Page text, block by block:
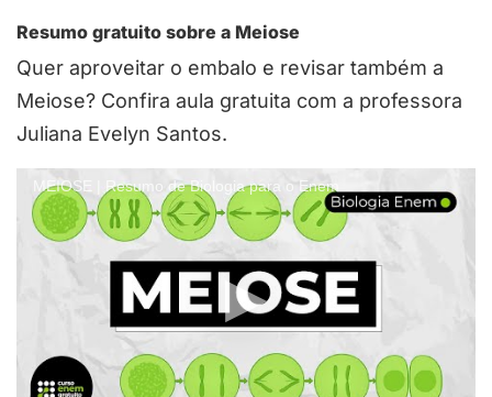
Resumo gratuito sobre a Meiose
Quer aproveitar o embalo e revisar também a
Meiose? Confira aula gratuita com a professora
Juliana Evelyn Santos.
MEIOSE | Resumo de Biologia para o Enem